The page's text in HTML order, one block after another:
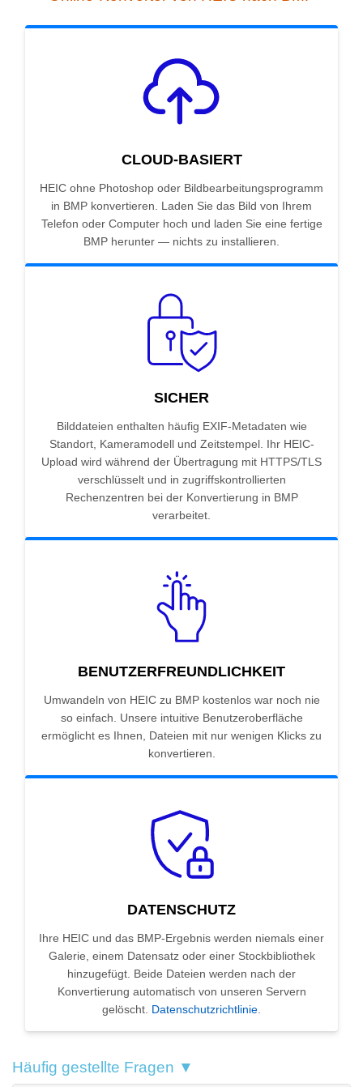
CLOUD-BASIERT
HEIC ohne Photoshop oder Bildbearbeitungsprogramm
in BMP konvertieren. Laden Sie das Bild von Ihrem
Telefon oder Computer hoch und laden Sie eine fertige
BMP herunter — nichts zu installieren.
SICHER
Bilddateien enthalten häufig EXIF-Metadaten wie
Standort, Kameramodell und Zeitstempel. Ihr HEIC-
Upload wird während der Übertragung mit HTTPS/TLS
verschlüsselt und in zugriffskontrollierten
Rechenzentren bei der Konvertierung in BMP
verarbeitet.
BENUTZERFREUNDLICHKEIT
Umwandeln von HEIC zu BMP kostenlos war noch nie
so einfach. Unsere intuitive Benutzeroberfläche
ermöglicht es Ihnen, Dateien mit nur wenigen Klicks zu
konvertieren.
DATENSCHUTZ
Ihre HEIC und das BMP-Ergebnis werden niemals einer
Galerie, einem Datensatz oder einer Stockbibliothek
hinzugefügt. Beide Dateien werden nach der
Konvertierung automatisch von unseren Servern
gelöscht. Datenschutzrichtlinie.
Häufig gestellte Fragen ▼